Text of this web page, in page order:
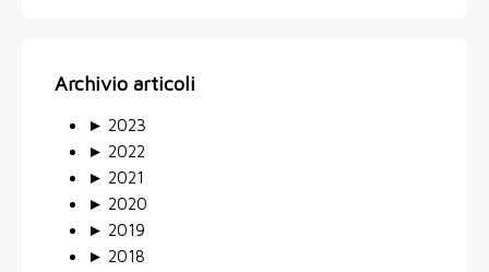
Archivio articoli
► 2023
► 2022
► 2021
► 2020
► 2019
► 2018